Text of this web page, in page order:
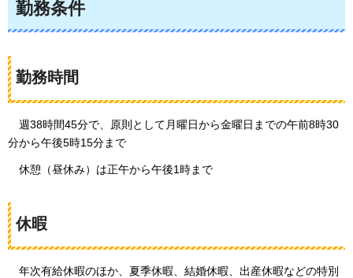
勤務条件
勤務時間
週38時間45分で、原則として月曜日から金曜日までの午前8時30
分から午後5時15分まで
休憩（昼休み）は正午から午後1時まで
休暇
年次有給休暇のほか、夏季休暇、結婚休暇、出産休暇などの特別